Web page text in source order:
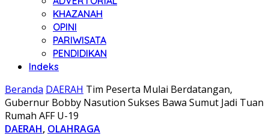
KHAZANAH
OPINI
PARIWISATA
PENDIDIKAN
Indeks
Beranda DAERAH Tim Peserta Mulai Berdatangan,
Gubernur Bobby Nasution Sukses Bawa Sumut Jadi Tuan
Rumah AFF U-19
DAERAH, OLAHRAGA